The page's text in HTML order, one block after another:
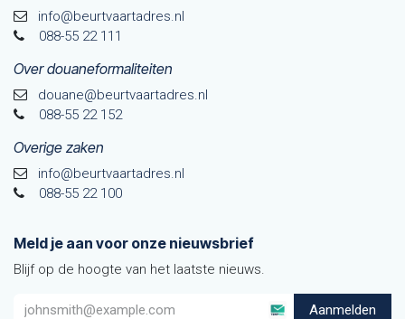
info@beurtvaartadres.nl
088-55 22 111
Over douaneformaliteiten
douane@beurtvaarta​dres.nl
088-55 22 152
Overige zaken
info@beurtvaartadres.nl
088-55 22 100
Meld je aan voor onze nieuwsbrief
Blijf op de hoogte van het laatste nieuws.
Aanmelden